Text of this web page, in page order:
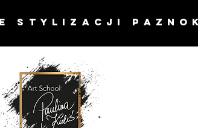
ze stylizacji